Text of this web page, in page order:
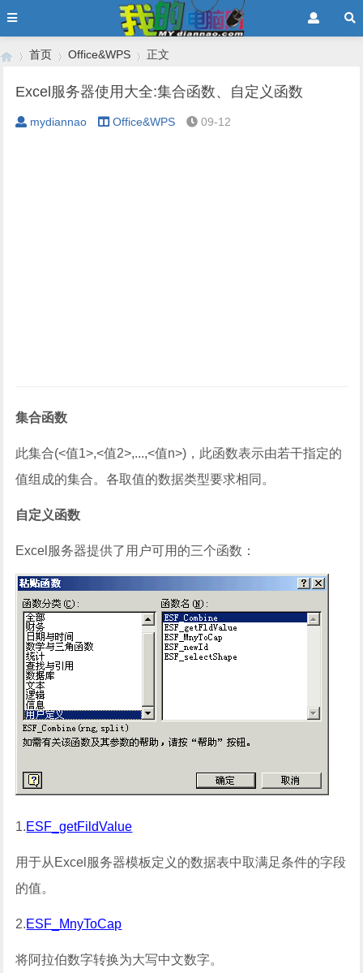
›
首页
›
Office&WPS
›
正文
Excel服务器使用大全:集合函数、自定义函数
mydiannao Office&WPS 09-12
集合函数
此集合(<值1>,<值2>,...,<值n>)，此函数表示由若干指定的
值组成的集合。各取值的数据类型要求相同。
自定义函数
Excel服务器提供了用户可用的三个函数：
1.ESF_getFildValue
用于从Excel服务器模板定义的数据表中取满足条件的字段
的值。
2.ESF_MnyToCap
将阿拉伯数字转换为大写中文数字。